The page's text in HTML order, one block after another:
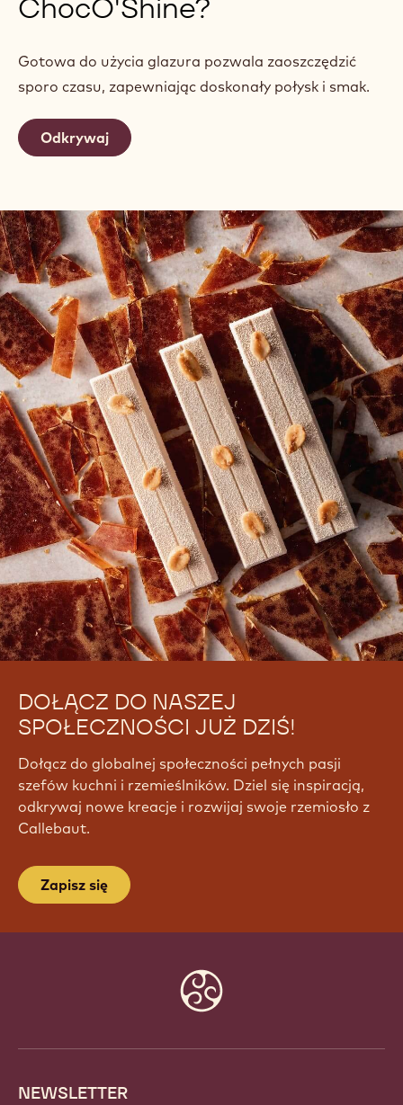
Gotowa do użycia glazura pozwala zaoszczędzić
sporo czasu, zapewniając doskonały połysk i smak.
Odkrywaj
DOŁĄCZ DO NASZEJ
SPOŁECZNOŚCI JUŻ DZIŚ!
Dołącz do globalnej społeczności pełnych pasji
szefów kuchni i rzemieślników. Dziel się inspiracją,
odkrywaj nowe kreacje i rozwijaj swoje rzemiosło z
Callebaut.
Zapisz się
NEWSLETTER